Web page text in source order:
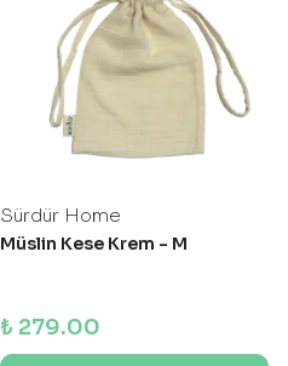
Sürdür Home
Müslin Kese Krem - M
₺ 279.00